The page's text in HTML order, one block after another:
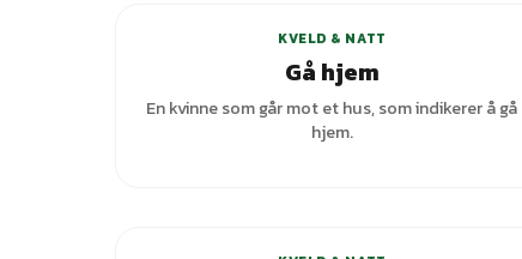
KVELD & NATT
Gå hjem
En kvinne som går mot et hus, som indikerer å gå
hjem.